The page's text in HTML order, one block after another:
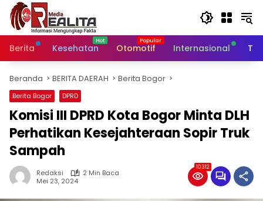
Langsung
konten
Berita
Kesehatan Otomotif Internasional
Beranda BERITA DAERAH Berita Bogor
Berita Bogor DPRD
Komisi III DPRD Kota Bogor Minta DLH
Perhatikan Kesejahteraan Sopir Truk
Sampah
Redaksi
2 Min Baca
Mei 23, 2024
10312